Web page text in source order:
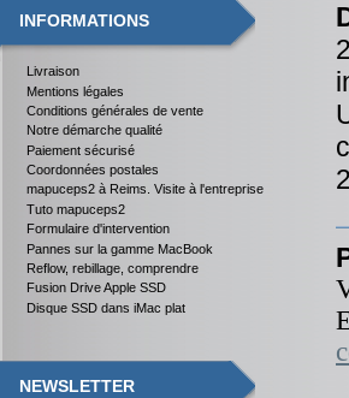
INFORMATIONS
Livraison
Mentions légales
Conditions générales de vente
Notre démarche qualité
Paiement sécurisé
Coordonnées postales
mapuceps2 à Reims. Visite à l'entreprise
Tuto mapuceps2
Formulaire d'intervention
Pannes sur la gamme MacBook
Reflow, rebillage, comprendre
Fusion Drive Apple SSD
Disque SSD dans iMac plat
NEWSLETTER